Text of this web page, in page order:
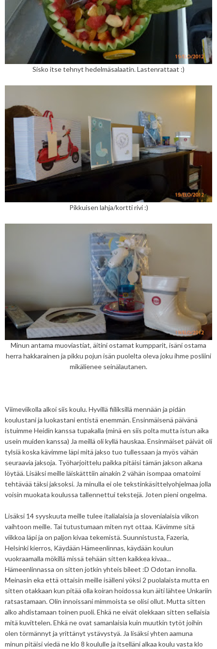
Sisko itse tehnyt hedelmäsalaatin. Lastenrattaat :)
Pikkuisen lahja/kortti rivi :)
Minun antama muoviastiat, äitini ostamat kumpparit, isäni ostama
herra hakkarainen ja pikku pojun isän puolelta oleva joku ihme posliini
mikälienee seinälautanen.
Viimeviikolla alkoi siis koulu. Hyvillä fiiliksillä mennään ja pidän
koulustani ja luokastani entistä enemmän. Ensinmäisenä päivänä
istuimme Heidin kanssa tupakalla (minä en siis polta mutta istun aika
usein muiden kanssa) Ja meillä oli kyllä hauskaa. Ensinmäiset päivät oli
tylsiä koska kävimme läpi mitä jakso tuo tullessaan ja myös vähän
seuraavia jaksoja. Työharjoittelu paikka pitäisi tämän jakson aikana
löytää. Lisäksi meille läiskätttiin ainakin 2 vähän isompaa omatoimi
tehtävää täksi jaksoksi. Ja minulla ei ole tekstinkäsittelyohjelmaa jolla
voisin muokata koulussa tallennettui tekstejä. Joten pieni ongelma.
Lisäksi 14 syyskuuta meille tulee italialaisia ja slovenialaisia viikon
vaihtoon meille. Tai tutustumaan miten nyt ottaa. Kävimme sitä
viikkoa läpi ja on paljon kivaa tekemistä. Suunnistusta, Fazeria,
Helsinki kierros, Käydään Hämeenlinnas, käydään koulun
vuokraamalla mökillä missä tehään sitten kaikkea kivaa...
Hämeenlinnassa on sitten jotkin yhteis bileet :D Odotan innolla.
Meinasin eka että ottaisin meille isälleni yöksi 2 puolalaista mutta en
sitten otakkaan kun pitää olla koiran hoidossa kun äiti lähtee Unkariin
ratsastamaan. Olin innoissani mimmoista se olisi ollut. Mutta sitten
alko ahdistamaan toinen puoli. Ehkä ne eivät olekkaan sitten sellaisia
mitä kuvittelen. Ehkä ne ovat samanlaisia kuin muutkin tytöt joihin
olen törmännyt ja yrittänyt ystävystyä. Ja lisäksi yhten aamuna
minun pitäisi viedä ne klo 8 koululle ja itselläni alkaa koulu vasta klo